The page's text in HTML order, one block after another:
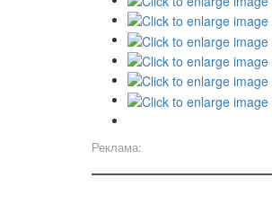
Реклама: